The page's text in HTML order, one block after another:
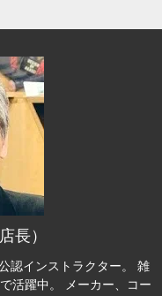
長）
認インストラクター。 雑
活躍中。 メーカー、コー